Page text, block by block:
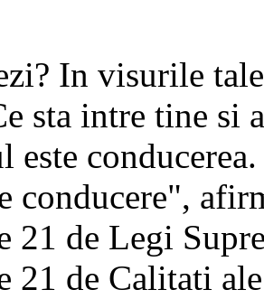
In visurile
sta intre tine si
este
conducere",
21 de Legi
21 de Calitati